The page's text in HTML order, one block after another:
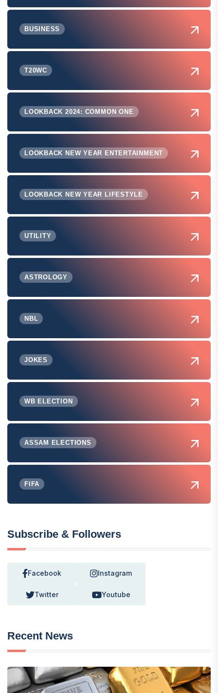
BUSINESS
T20WC
LOOKBACK 2024: COMMON ONE
LOOKBACK NEW YEAR ENTERTAINMENT
LOOKBACK NEW YEAR LIFESTYLE
UTILITY
ASTROLOGY
NBL
JOKES
WB ELECTION
ASSAM ELECTIONS
FIFA
Subscribe & Followers
Facebook Instagram
Twitter Youtube
Recent News